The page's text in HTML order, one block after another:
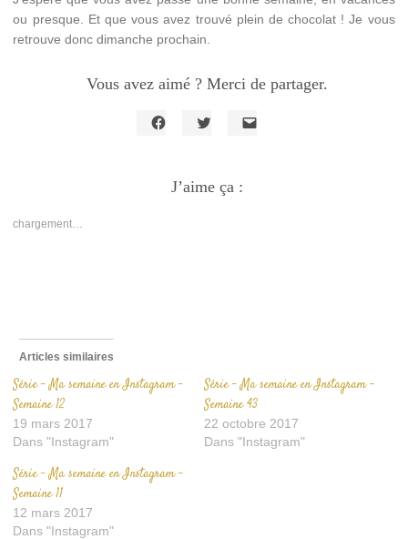
ou presque. Et que vous avez trouvé plein de chocolat ! Je vous
retrouve donc dimanche prochain.
Vous avez aimé ? Merci de partager.
Facebook(ouvre
dans
Twitter(ouvre
dans
J’aime ça :
chargement…
Articles similaires
Série – Ma semaine en Instagram –
Semaine 12
19 mars 2017
Dans "Instagram"
Série – Ma semaine en Instagram –
Semaine 43
22 octobre 2017
Dans "Instagram"
Série – Ma semaine en Instagram –
Semaine 11
12 mars 2017
Dans "Instagram"